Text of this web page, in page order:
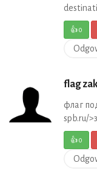
👍0
flag
флаг
spb.ru/
👍0